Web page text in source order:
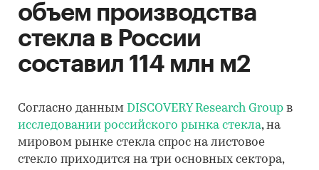
объем производства
стекла в России
составил 114 млн м2
Согласно данным DISCOVERY Research Group в
исследовании российского рынка стекла, на
мировом рынке стекла спрос на листовое
стекло приходится на три основных сектора,